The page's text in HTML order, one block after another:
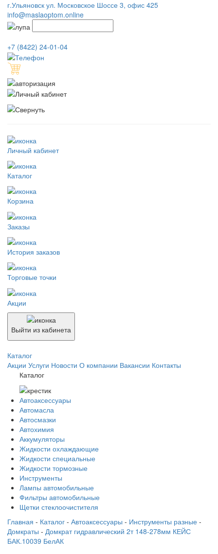
г.Ульяновск ул. Московское Шоссе 3, офис 425
info@maslaoptom.online
+7 (8422) 24-01-04
Личный кабинет
Каталог
Корзина
Заказы
История заказов
Торговые точки
Акции
Выйти из кабинета
Каталог
Акции Услуги Новости О компании Вакансии Контакты
Каталог
Автоаксессуары
Автомасла
Автосмазки
Автохимия
Аккумуляторы
Жидкости охлаждающие
Жидкости специальные
Жидкости тормозные
Инструменты
Лампы автомобильные
Фильтры автомобильные
Щетки стеклоочистителя
Главная - Каталог - Автоаксессуары - Инструменты разные -
Домкраты - Домкрат гидравлический 2т 148-278мм КЕЙС
БАК.10039 БелАК